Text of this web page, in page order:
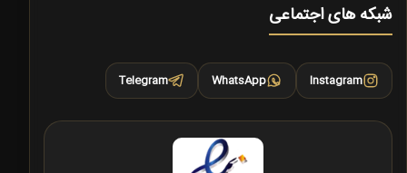
شبکه های اجتماعی
Instagram
WhatsApp
Telegram